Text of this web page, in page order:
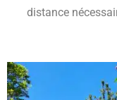
distance